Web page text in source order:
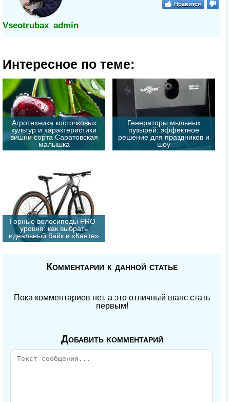
Vseotrubax_admin
Нравится
Интересное по теме:
Агротехника косточковых
культур и характеристики
вишни сорта Саратовская
малышка
Генераторы мыльных
пузырей: эффектное
решение для праздников и
шоу
Горные велосипеды PRO-
уровня: как выбрать
идеальный байк в «Канте»
Комментарии к данной статье
Пока комментариев нет, а это отличный шанс стать
первым!
Добавить комментарий